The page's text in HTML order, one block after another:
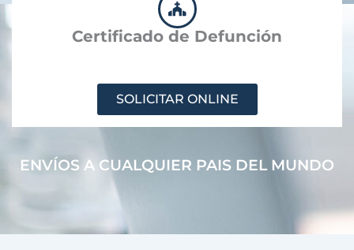
Certificado de Defunción
SOLICITAR ONLINE
ENVÍOS A CUALQUIER PAIS DEL MUNDO